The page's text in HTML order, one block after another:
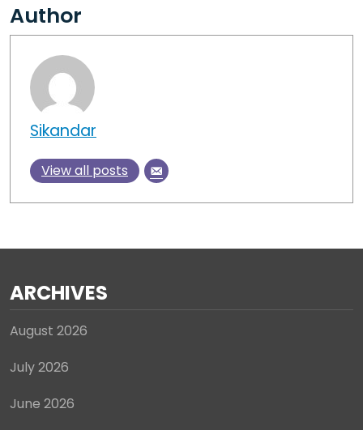
Author
Sikandar
View all posts
ARCHIVES
August 2026
July 2026
June 2026